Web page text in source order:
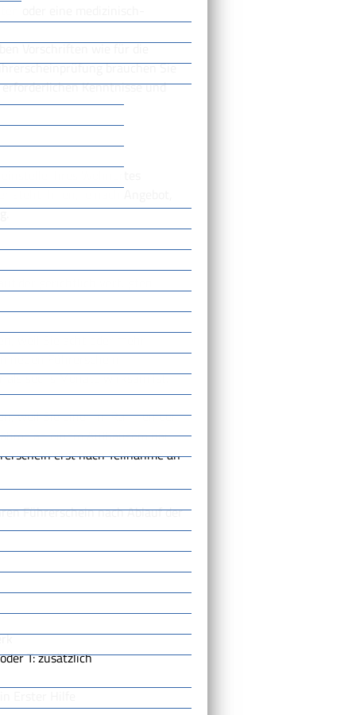
oder eine medizinisch-
Vorschriften wie für die
brauchen Sie
ichen Kenntnisse und
Ihres Wohnortes
Ihnen, je nach Angebot,
der gerichtlich verfügten
weil Sie acht oder mehr
neuen Führerschein
sechs Monate wirksam ist.
weil Sie einer im Rahmen der
an einem Aufbauseminar
erst nach Teilnahme an
Führerschein nach Ablauf der
T: zusätzlich
Erster Hilfe